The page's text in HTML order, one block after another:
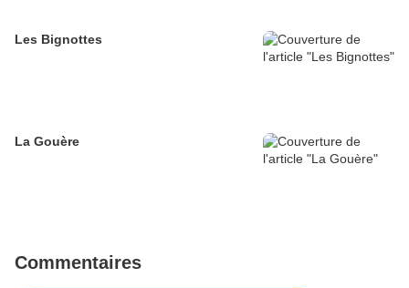
Les Bignottes
La Gouère
Commentaires